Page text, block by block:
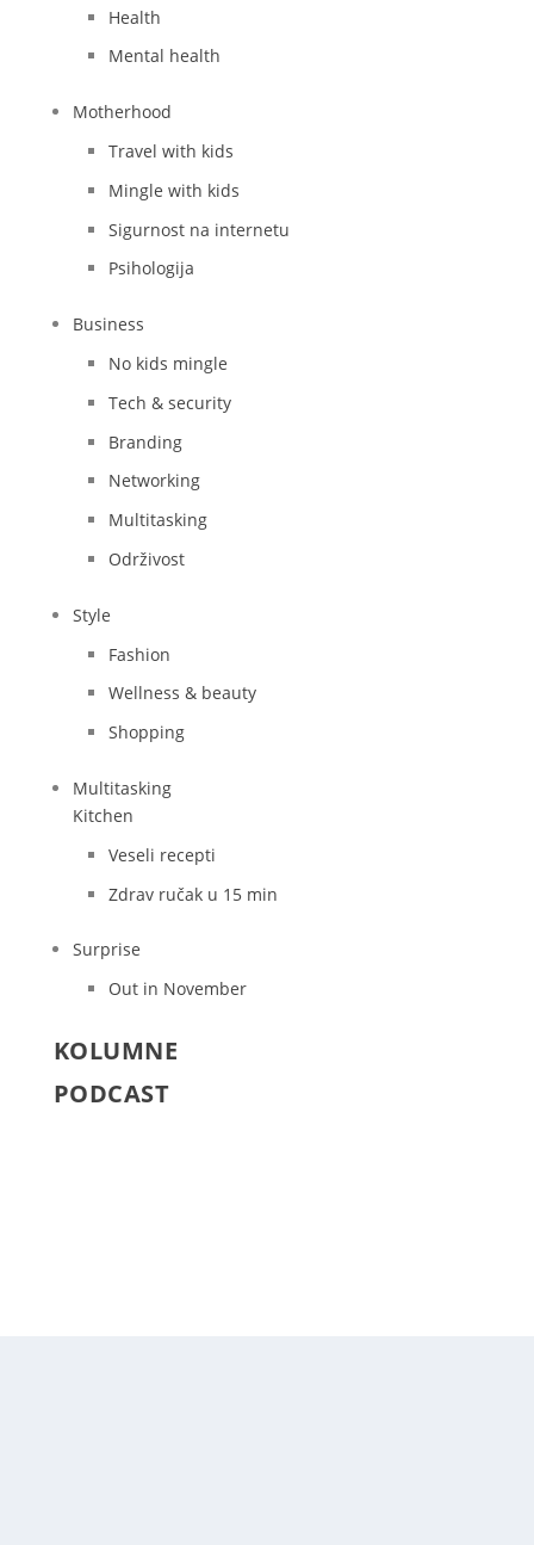
Health
Mental health
Motherhood
Travel with kids
Mingle with kids
Sigurnost na internetu
Psihologija
Business
No kids mingle
Tech & security
Branding
Networking
Multitasking
Održivost
Style
Fashion
Wellness & beauty
Shopping
Multitasking
Kitchen
Veseli recepti
Zdrav ručak u 15 min
Surprise
Out in November
KOLUMNE
PODCAST